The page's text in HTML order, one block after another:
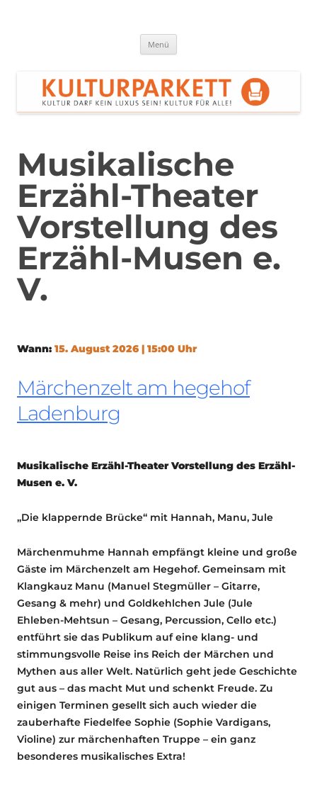
Menü
Musikalische
Erzähl-Theater
Vorstellung des
Erzähl-Musen e.
V.
Wann: 15. August 2026 | 15:00 Uhr
Märchenzelt am hegehof
Ladenburg
Musikalische Erzähl-Theater Vorstellung des Erzähl-
Musen e. V.
„Die klappernde Brücke“ mit Hannah, Manu, Jule
Märchenmuhme Hannah empfängt kleine und große
Gäste im Märchenzelt am Hegehof. Gemeinsam mit
Klangkauz Manu (Manuel Stegmüller – Gitarre,
Gesang & mehr) und Goldkehlchen Jule (Jule
Ehleben-Mehtsun – Gesang, Percussion, Cello etc.)
entführt sie das Publikum auf eine klang- und
stimmungsvolle Reise ins Reich der Märchen und
Mythen aus aller Welt. Natürlich geht jede Geschichte
gut aus – das macht Mut und schenkt Freude. Zu
einigen Terminen gesellt sich auch wieder die
zauberhafte Fiedelfee Sophie (Sophie Vardigans,
Violine) zur märchenhaften Truppe – ein ganz
besonderes musikalisches Extra!